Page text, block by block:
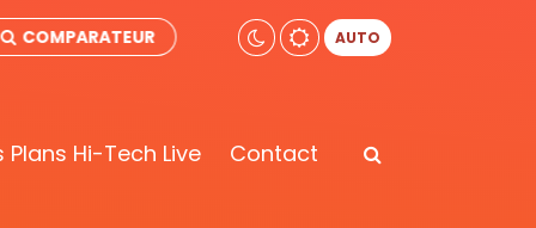
COMPARATEUR AUTO
Plans Hi-Tech Live Contact